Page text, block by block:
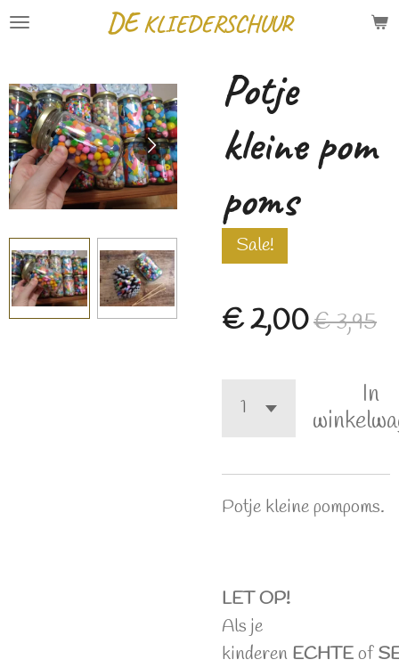
Ga
de
hoofdinhoud
DEKLIEDERSCHUUR
Potje
kleine pom
poms
Sale!
€ 2,00€ 3,95
In
Potje kleine pompoms.
LET OP!
Als je
kinderen ECHTEof